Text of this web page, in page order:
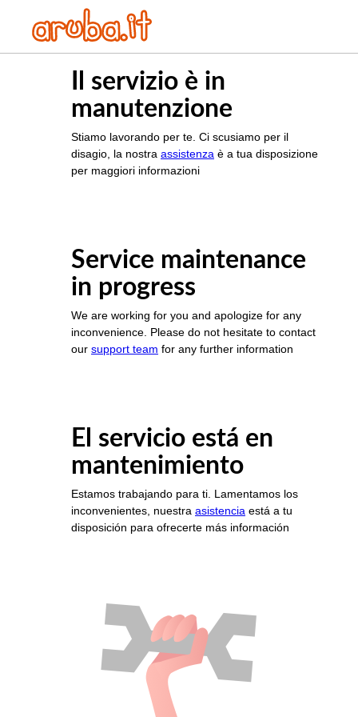
Il servizio è in
manutenzione
Stiamo lavorando per te. Ci scusiamo per il
disagio, la nostra assistenza è a tua disposizione
per maggiori informazioni
Service maintenance
in progress
We are working for you and apologize for any
inconvenience. Please do not hesitate to contact
our support team for any further information
El servicio está en
mantenimiento
Estamos trabajando para ti. Lamentamos los
inconvenientes, nuestra asistencia está a tu
disposición para ofrecerte más información